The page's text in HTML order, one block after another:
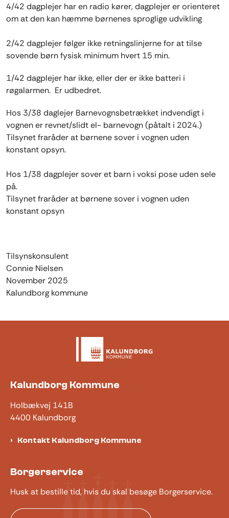
4/42 dagplejer har en radio kører, dagplejer er orienteret
om at den kan hæmme børnenes sproglige udvikling
2/42 dagplejer følger ikke retningslinjerne for at tilse
sovende børn fysisk minimum hvert 15 min.
1/42 dagplejer har ikke, eller der er ikke batteri i
røgalarmen. Er udbedret.
Hos 3/38 daglejer Barnevognsbetrækket indvendigt i
vognen er revnet/slidt el- barnevogn (påtalt i 2024.)
Tilsynet fraråder at børnene sover i vognen uden
konstant opsyn.
Hos 1/38 dagplejer sover et barn i voksi pose uden sele
på.
Tilsynet fraråder at børnene sover i vognen uden
konstant opsyn
Tilsynskonsulent
Connie Nielsen
November 2025
Kalundborg kommune
Kalundborg Kommune
Holbækvej 141B
4400 Kalundborg
Kontakt Kalundborg Kommune
Borgerservice
Husk at bestille tid, hvis du skal besøge Borgerservice.